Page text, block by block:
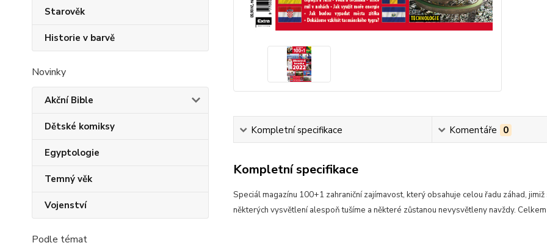
Starověk
Historie v barvě
Novinky
Akční Bible
Dětské komiksy
Egyptologie
Temný věk
Vojenství
Podle témat
Kompletní specifikace Komentáře 0
Kompletní specifikace
Speciál magazínu 100+1 zahraniční zajímavost, který obsahuje celou řadu záhad,
některých vysvětlení alespoň tušíme a některé zůstanou nevysvětleny navždy.